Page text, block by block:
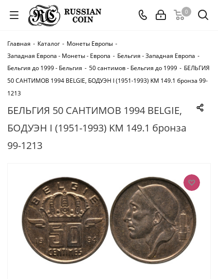
0
Главная - Каталог - Монеты Европы -
Западная Европа - Монеты - Европа - Бельгия - Западная Европа -
Бельгия до 1999 - Бельгия - 50 сантимов - Бельгия до 1999 - БЕЛЬГИЯ
50 САНТИМОВ 1994 BELGIE, БОДУЭН I (1951-1993) KM 149.1 бронза 99-
1213
БЕЛЬГИЯ 50 САНТИМОВ 1994 BELGIE,
БОДУЭН I (1951-1993) KM 149.1 бронза
99-1213